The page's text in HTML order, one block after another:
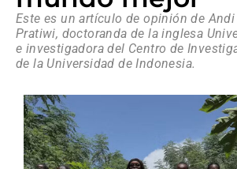
Este es un artículo de opinión de
Pratiwi, doctoranda de la inglesa
e investigadora del Centro de
de la Universidad de Indonesia.